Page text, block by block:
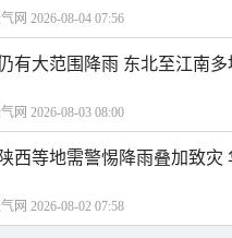
网 2026-08-04 07:56
有大范围降雨 东北至江南
网 2026-08-03 08:00
西等地需警惕降雨叠加致
网 2026-08-02 07:58